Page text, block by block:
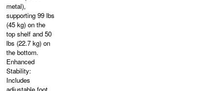
metal),
supporting 99 lbs
(45 kg) on the
top shelf and 50
lbs (22.7 kg) on
the bottom.
Enhanced
Stability:
Includes